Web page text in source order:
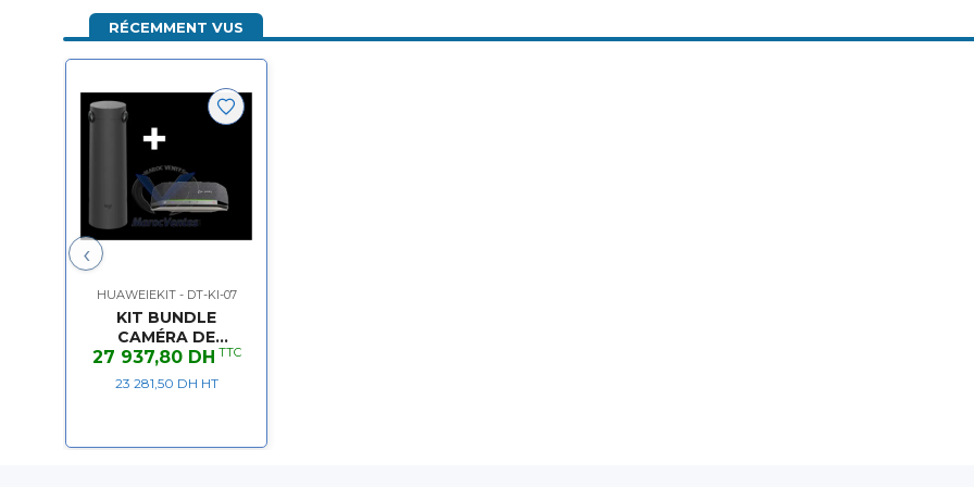
RÉCEMMENT VUS
‹
HUAWEIEKIT - DT-KI-07
KIT BUNDLE
CAMÉRA DE
VISIOCONFÉRENCE
SUR TABLE 360°
LOGITECH SIGHT +
27 937,80 DH TTC
23 281,50 DH HT